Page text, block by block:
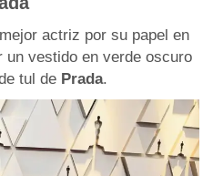
actriz por su papel en
un vestido en verde oscuro
tul de Prada.